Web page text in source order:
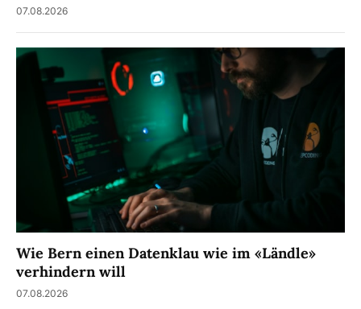
07.08.2026
Wie Bern einen Datenklau wie im «Ländle»
verhindern will
07.08.2026